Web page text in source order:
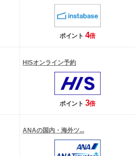
ポイント 4倍
HISオンライン予約
ポイント 3倍
ANAの国内・海外ツ...